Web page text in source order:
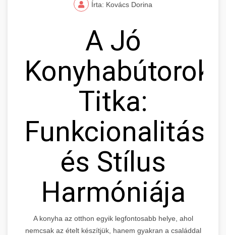
Írta: Kovács Dorina
A Jó
Konyhabútorok
Titka:
Funkcionalitás
és Stílus
Harmóniája
A konyha az otthon egyik legfontosabb helye, ahol
nemcsak az ételt készítjük, hanem gyakran a családdal